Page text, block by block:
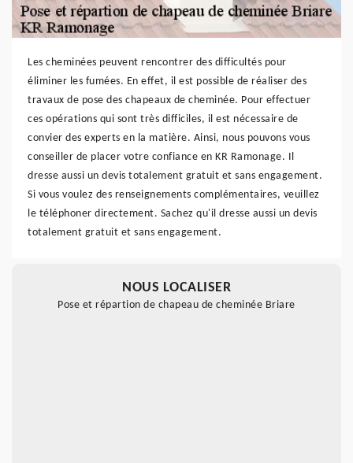
Les cheminées peuvent rencontrer des difficultés pour
éliminer les fumées. En effet, il est possible de réaliser des
travaux de pose des chapeaux de cheminée. Pour effectuer
ces opérations qui sont très difficiles, il est nécessaire de
convier des experts en la matière. Ainsi, nous pouvons vous
conseiller de placer votre confiance en KR Ramonage. Il
dresse aussi un devis totalement gratuit et sans engagement.
Si vous voulez des renseignements complémentaires, veuillez
le téléphoner directement. Sachez qu'il dresse aussi un devis
totalement gratuit et sans engagement.
NOUS LOCALISER
Pose et répartion de chapeau de cheminée Briare